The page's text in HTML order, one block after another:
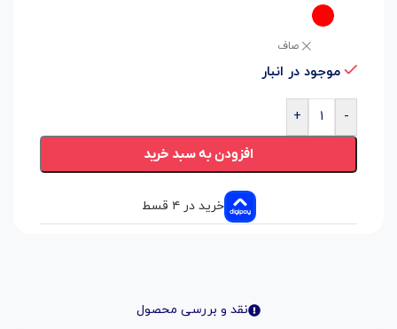
صاف
موجود در انبار
-
+
افزودن به سبد خرید
خرید در ۴ قسط
نقد و بررسی محصول